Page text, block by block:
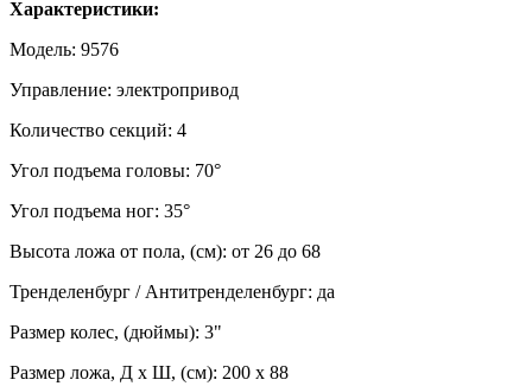
Характеристики:
Модель: 9576
Управление: электропривод
Количество секций: 4
Угол подъема головы: 70°
Угол подъема ног: 35°
Высота ложа от пола, (см): от 26 до 68
Тренделенбург / Антитренделенбург: да
Размер колес, (дюймы): 3"
Размер ложа, Д х Ш, (см): 200 х 88